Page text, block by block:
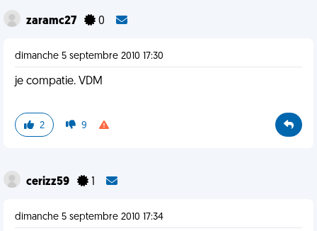
zaramc27 0
dimanche 5 septembre 2010 17:30
je compatie. VDM
2 9
cerizz59
dimanche 5 septembre 2010 17:34